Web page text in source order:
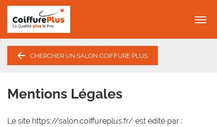
Menu
CHERCHER UN SALON COIFFURE PLUS
Mentions Légales
Le site https://salon.coiffureplus.fr/ est édité par :